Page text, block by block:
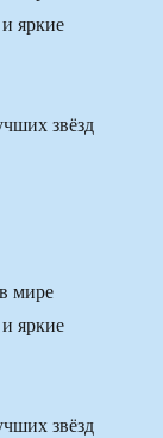
яркие
звёзд
мире
яркие
звёзд